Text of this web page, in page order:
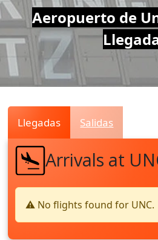
Air
Traffic
Live
Aeropuerto de
Llegadas Salidas
Arrivals at
⚠️ No flights found for UNC.